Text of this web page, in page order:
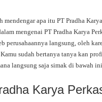
apa itu PT Pradha
mengenai PT Pradha Karya
perusahaannya langsung, oleh
sudah bertanya tanya kan
langsung saja simak di bawah
Karya